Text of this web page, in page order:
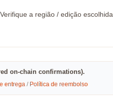
a região / edição escolhida
on-chain confirmations).
entrega / Política de reembolso